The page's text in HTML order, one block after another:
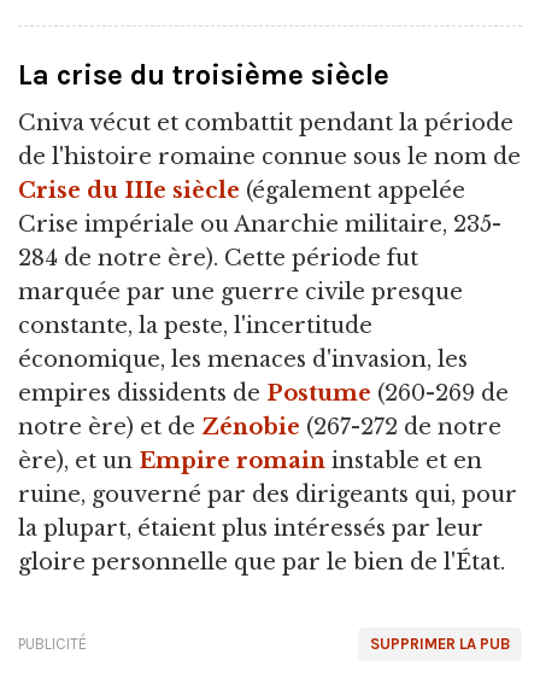
La crise du troisième siècle
Cniva vécut et combattit pendant la période
de l'histoire romaine connue sous le nom de
Crise du IIIe siècle (également appelée
Crise impériale ou Anarchie militaire, 235-
284 de notre ère). Cette période fut
marquée par une guerre civile presque
constante, la peste, l'incertitude
économique, les menaces d'invasion, les
empires dissidents de Postume (260-269 de
notre ère) et de Zénobie (267-272 de notre
ère), et un Empire romain instable et en
ruine, gouverné par des dirigeants qui, pour
la plupart, étaient plus intéressés par leur
gloire personnelle que par le bien de l'État.
SUPPRIMER LA PUB
PUBLICITÉ